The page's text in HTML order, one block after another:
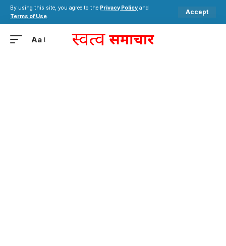
By using this site, you agree to the Privacy Policy and
Terms of Use.
Accept
Aa